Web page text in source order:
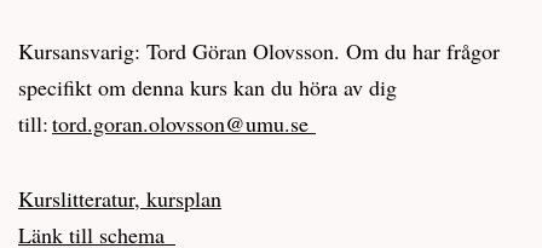
Kursansvarig: Tord Göran Olovsson. Om du har frågor
specifikt om denna kurs kan du höra av dig
till:tord.goran.olovsson@umu.se
Kurslitteratur, kursplan
Länk till schema